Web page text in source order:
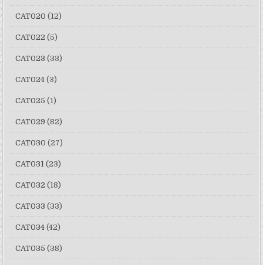
CAT020 (12)
CAT022 (5)
CAT023 (33)
CAT024 (3)
CAT025 (1)
CAT029 (82)
CAT030 (27)
CAT031 (23)
CAT032 (18)
CAT033 (33)
CAT034 (42)
CAT035 (38)